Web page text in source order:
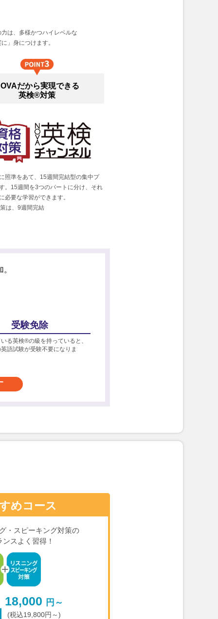
は、多様かつハイレベルな
」身につけます。
だから実現できる
英検®対策
照準をあて、15週間完結型の集中プ
。15週間を3つのパートに分け、それ
必要な学習ができます。
は、9週間完結
受験免除
る英検®の級を持っていると、
語試験が受験不要になりま
めコース
・スピーキング対策の
スよく習得！
18,000 円～
(税込19,800円～)